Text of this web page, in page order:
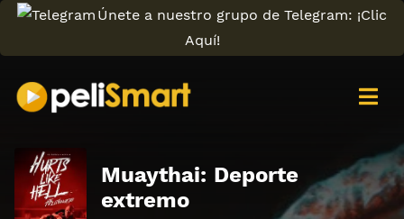
Únete a nuestro grupo de Telegram: ¡Clic
Aquí!
Muaythai: Deporte
extremo